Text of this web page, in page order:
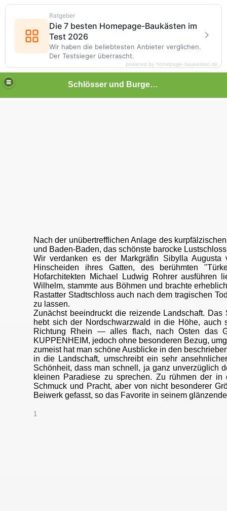
Schlösser und Burgen in Baden-Württemberg
Nach der unübertrefflichen Anlage des
und Baden-Baden, das schönste barocke
Wir verdanken es der Markgräfin Sibylla
Hinscheiden ihres Gatten, des berühmten
Hofarchitekten Michael Ludwig Rohrer
Wilhelm, stammte aus Böhmen und brachte
Rastatter Stadtschloss auch nach dem tragischen
zu lassen.
Zunächst beeindruckt die reizende Landschaft.
hebt sich der Nordschwarzwald in die Höhe,
Richtung Rhein — alles flach, nach Osten das
KUPPENHEIM, jedoch ohne besonderen Bezug,
zumeist hat man schöne Ausblicke in den
in die Landschaft, umschreibt ein sehr
Schönheit, dass man schnell, ja ganz unverzüglich
kleinen Paradiese zu sprechen. Zu rühmen der
Schmuck und Pracht, aber von nicht besonderer
Beiwerk gefasst, so das Favorite in seinem
1
Ratgeber
Die 7 besten Homepage-Baukästen im
Test 2026
Wir haben die beliebtesten Anbieter verglichen.
Der Testsieger überrascht.
powered by homepage-baukasten.de